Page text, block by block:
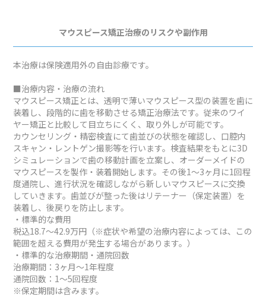
マウスピース矯正治療のリスクや副作用
本治療は保険適用外の自由診療です。
■治療内容・治療の流れ
マウスピース矯正とは、透明で薄いマウスピース型の装置を歯に
装着し、段階的に歯を移動させる矯正治療法です。従来のワイ
ヤー矯正と比較して目立ちにくく、取り外しが可能です。
カウンセリング・精密検査にて歯並びの状態を確認し、口腔内
スキャン・レントゲン撮影等を行います。検査結果をもとに3D
シミュレーションで歯の移動計画を立案し、オーダーメイドの
マウスピースを製作・装着開始します。その後1～3ヶ月に1回程
度通院し、進行状況を確認しながら新しいマウスピースに交換
していきます。歯並びが整った後はリテーナー（保定装置）を
装着し、後戻りを防止します。
・標準的な費用
税込18.7～42.9万円（※症状や希望の治療内容によっては、この
範囲を超える費用が発生する場合があります。）
・標準的な治療期間・通院回数
治療期間：3ヶ月～1年程度
通院回数：1～5回程度
※保定期間は含みます。